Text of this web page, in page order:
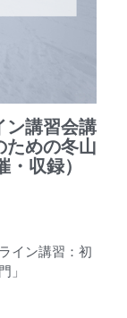
ン講習会講
ための冬山
収録）
イン講習：初
」